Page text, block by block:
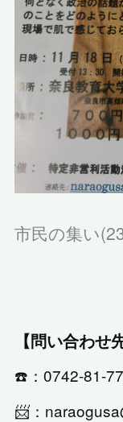
市民の集い(
【問い合わせ
☎️：0742-81-
📨：